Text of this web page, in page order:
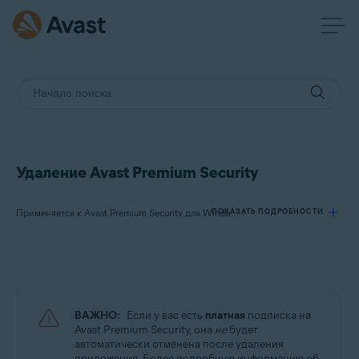
Удаление Avast Premium Security
Применяется к Avast Premium Security для Windows, Avast Premium Security для Mac
ПОКАЗАТЬ ПОДРОБНОСТИ
Avast Premium Security 15.x для Mac
Операционные системы:
ВАЖНО: Если у вас есть платная подписка на
Avast Premium Security, она небудет
автоматически отменена после удаления